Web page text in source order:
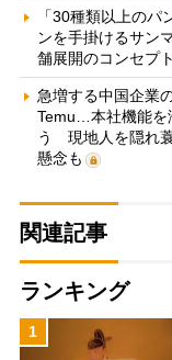
「30種類以上の
ンを手掛けるサン
舗展開のコンセプ
急増する中国企業
Temu…本社機能を
う 現地人を隠れ
懸念も
関連記事
ランキング
1